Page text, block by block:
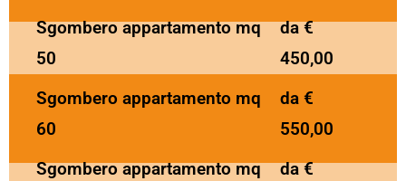
Sgombero appartamento mq
50
da €
450,00
Sgombero appartamento mq
60
da €
550,00
Sgombero appartamento mq
da €